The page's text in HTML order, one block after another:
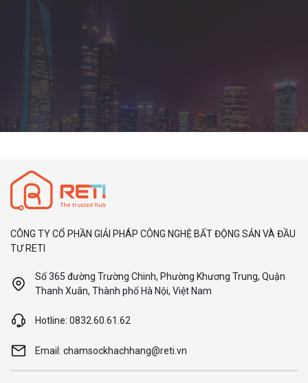
CÔNG TY CỔ PHẦN GIẢI PHÁP CÔNG NGHỆ BẤT ĐỘNG SẢN VÀ ĐẦU
TƯ RETI
Số 365 đường Trường Chinh, Phường Khương Trung, Quận
Thanh Xuân, Thành phố Hà Nội, Việt Nam
Hotline: 0832.60.61.62
Email: chamsockhachhang@reti.vn